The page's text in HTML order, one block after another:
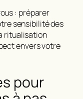
: préparer
sensibilité des
ritualisation
envers votre
pour